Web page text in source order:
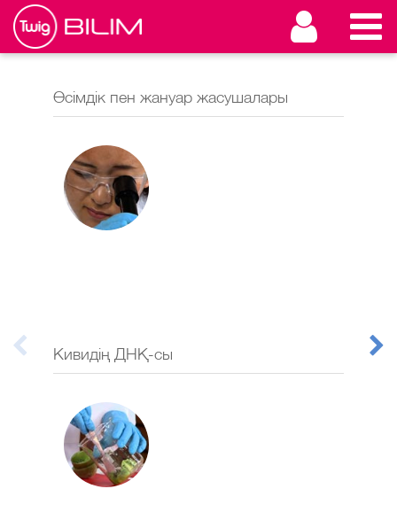
Өсімдік пен жануар жасушалары
Кивидің ДНҚ-сы